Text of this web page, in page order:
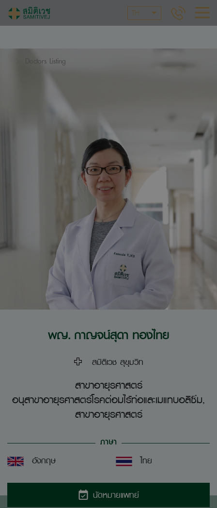
TH
Doctors Listing
พญ. กาญจน์สุดา ทองไทย
สมิติเวช สุขุมวิท
สาขาอายุรศาสตร์
อนุสาขาอายุรศาสตร์โรคต่อมไร้ท่อและเมแทบอลิซึม,
สาขาอายุรศาสตร์
ภาษา
อังกฤษ
ไทย
นัดหมายแพทย์